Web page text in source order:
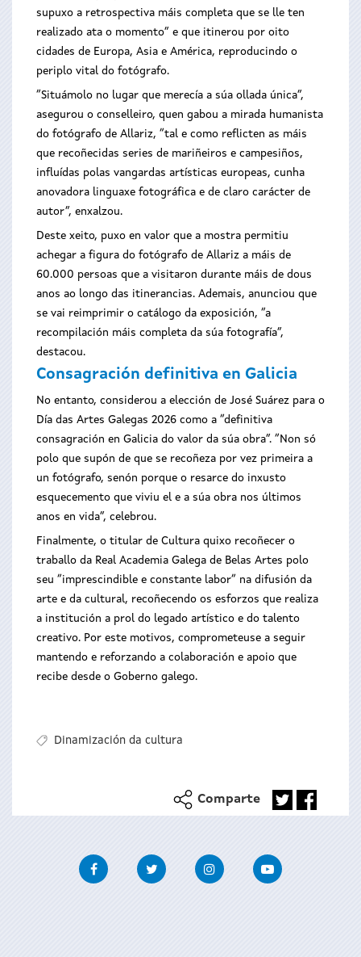
supuxo a retrospectiva máis completa que se lle ten
realizado ata o momento” e que itinerou por oito
cidades de Europa, Asia e América, reproducindo o
periplo vital do fotógrafo.
“Situámolo no lugar que merecía a súa ollada única”,
asegurou o conselleiro, quen gabou a mirada humanista
do fotógrafo de Allariz, “tal e como reflicten as máis
que recoñecidas series de mariñeiros e campesiños,
influídas polas vangardas artísticas europeas, cunha
anovadora linguaxe fotográfica e de claro carácter de
autor”, enxalzou.
Deste xeito, puxo en valor que a mostra permitiu
achegar a figura do fotógrafo de Allariz a máis de
60.000 persoas que a visitaron durante máis de dous
anos ao longo das itinerancias. Ademais, anunciou que
se vai reimprimir o catálogo da exposición, “a
recompilación máis completa da súa fotografía”,
destacou.
Consagración definitiva en Galicia
No entanto, considerou a elección de José Suárez para o
Día das Artes Galegas 2026 como a “definitiva
consagración en Galicia do valor da súa obra”. “Non só
polo que supón de que se recoñeza por vez primeira a
un fotógrafo, senón porque o resarce do inxusto
esquecemento que viviu el e a súa obra nos últimos
anos en vida”, celebrou.
Finalmente, o titular de Cultura quixo recoñecer o
traballo da Real Academia Galega de Belas Artes polo
seu “imprescindible e constante labor“ na difusión da
arte e da cultural, recoñecendo os esforzos que realiza
a institución a prol do legado artístico e do talento
creativo. Por este motivos, comprometeuse a seguir
mantendo e reforzando a colaboración e apoio que
recibe desde o Goberno galego.
Dinamización da cultura
Comparte
FacebookTwitter InstagramYoutube